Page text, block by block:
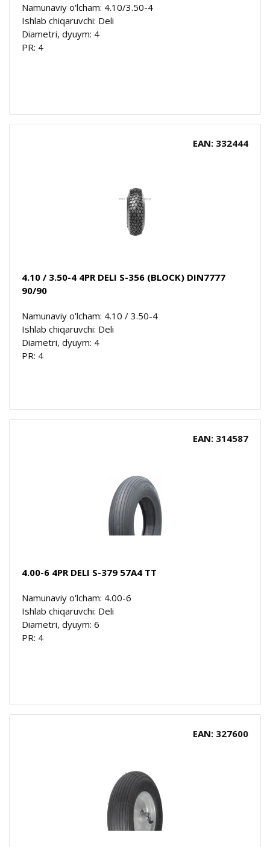
Namunaviy o'lcham: 4.10/3.50-4
Ishlab chiqaruvchi: Deli
Diametri, dyuym: 4
PR: 4
EAN: 332444
4.10 / 3.50-4 4PR DELI S-356 (BLOCK) DIN7777
90/90
Namunaviy o'lcham: 4.10 / 3.50-4
Ishlab chiqaruvchi: Deli
Diametri, dyuym: 4
PR: 4
EAN: 314587
4.00-6 4PR DELI S-379 57A4 TT
Namunaviy o'lcham: 4.00-6
Ishlab chiqaruvchi: Deli
Diametri, dyuym: 6
PR: 4
EAN: 327600